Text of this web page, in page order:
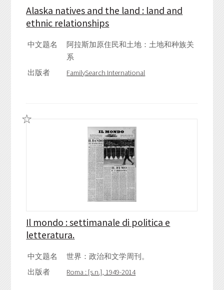
Alaska natives and the land : land and
ethnic relationships
中文题名
阿拉斯加原住民和土地：土地和种族关
系
出版者
FamilySearch International
Il mondo : settimanale di politica e
letteratura.
中文题名
世界：政治和文学周刊。
出版者
Roma : [s.n.], 1949-2014